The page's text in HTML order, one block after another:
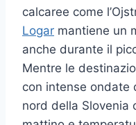
calcaree come
Logar mantiene un
anche durante il
Mentre le
con intense ondate
nord della Slovenia